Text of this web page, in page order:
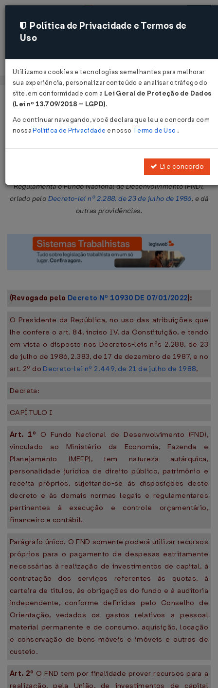
Acessar
Página Inicial Legislações
Decreto Nº 193 DE 21/08/1991
Publicado no DOU em 22 ago 1991
Regulamenta o Fundo Nacional de Desenvolvimento (FND),
criado pelo Decreto-lei nº 2.288, de 23 de julho de 1986, e dá
outras providências.
(Revogado pelo Decreto Nº 10930 DE 07/01/2022):
O Presidente da República, no uso das atribuições que
lhe confere o art. 84, inciso IV, da Constituição, e tendo
em vista o disposto nos Decretos-leis nºs 2.288, de 23
de julho de 1986, 2.383, de 17 de dezembro de 1987, e no
art. 2º do Decreto-lei nº 2.449, de 21 de julho de 1988,
Decreta:
CAPÍTULO I
Art. 1º O Fundo Nacional de Desenvolvimento (FND),
vinculado ao Ministério da Economia, Fazenda e
Planejamento (MEFP), tem natureza autárquica,
personalidade jurídica de direito público, patrimônio e
receita próprios, sujeitando-se às disposições deste
decreto e às demais normas legais e regulamentares
pertinentes à execução e controle orçamentário,
financeiro e contábil.
Parágrafo único. O FND somente poderá utilizar recursos
próprios para o pagamento de despesas estritamente
necessárias à realização de investimentos de capital, à
contratação dos serviços referentes às quotas, à
carteira de títulos, às obrigações do fundo e à auditoria
independente, conforme definidas pelo Conselho de
Orientação, vedados os gastos relativos a pessoal
material permanente e de consumo, aquisição, locação
e conservação de bens móveis e imóveis e outros de
custeio.
Art. 2º O FND tem por finalidade prover recursos para a
realização, pela União, de investimentos de capital
Política de Privacidade e Termos de
Uso
Utilizamos cookies e tecnologias semelhantes para melhorar
sua experiência, personalizar conteúdo e analisar o tráfego do
site, em conformidade com a Lei Geral de Proteção de Dados
(Lei nº 13.709/2018 – LGPD).
Ao continuar navegando, você declara que leu e concorda com
nossaPolítica de Privacidade e nosso Termo de Uso .
Li e concordo